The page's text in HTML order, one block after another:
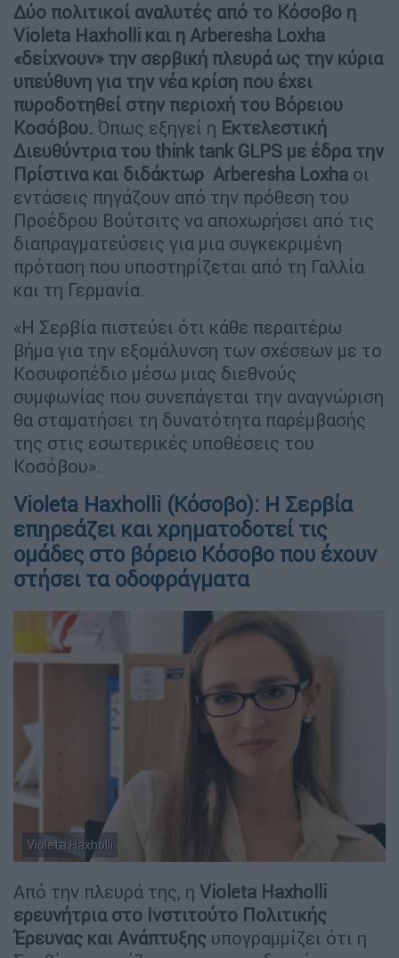
Δύο πολιτικοί αναλυτές από το Κόσοβο η
Violeta Haxholli και η Arberesha Loxha
«δείχνουν» την σερβική πλευρά ως την κύρια
υπεύθυνη για την νέα κρίση που έχει
πυροδοτηθεί στην περιοχή του Βόρειου
Κοσόβου. Όπως εξηγεί η Εκτελεστική
Διευθύντρια του think tank GLPS με έδρα την
Πρίστινα και διδάκτωρ Arberesha Loxha οι
εντάσεις πηγάζουν από την πρόθεση του
Προέδρου Βούτσιτς να αποχωρήσει από τις
διαπραγματεύσεις για μια συγκεκριμένη
πρόταση που υποστηρίζεται από τη Γαλλία
και τη Γερμανία.
«Η Σερβία πιστεύει ότι κάθε περαιτέρω
βήμα για την εξομάλυνση των σχέσεων με το
Κοσυφοπέδιο μέσω μιας διεθνούς
συμφωνίας που συνεπάγεται την αναγνώριση
θα σταματήσει τη δυνατότητα παρέμβασής
της στις εσωτερικές υποθέσεις του
Κοσόβου».
Violeta Haxholli (Κόσοβο): H Σερβία
επηρεάζει και χρηματοδοτεί τις
ομάδες στο βόρειο Κόσοβο που έχουν
στήσει τα οδοφράγματα
Violeta Haxholli
Από την πλευρά της, η Violeta Haxholli
ερευνήτρια στο Ινστιτούτο Πολιτικής
Έρευνας και Ανάπτυξης υπογραμμίζει ότι η